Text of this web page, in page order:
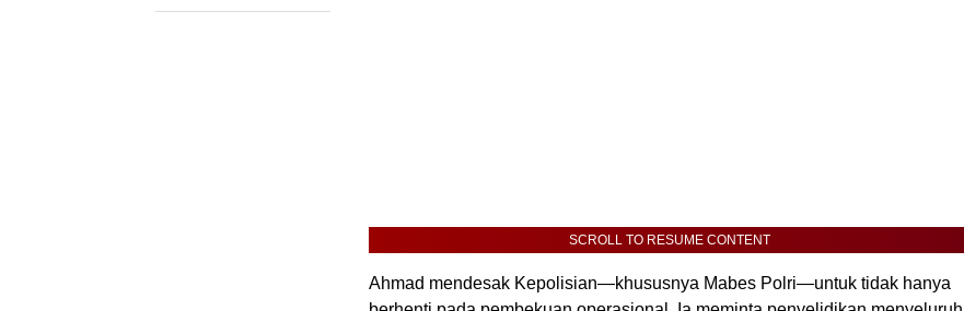
SCROLL TO RESUME CONTENT
Ahmad mendesak Kepolisian—khususnya Mabes Polri—untuk tidak hanya